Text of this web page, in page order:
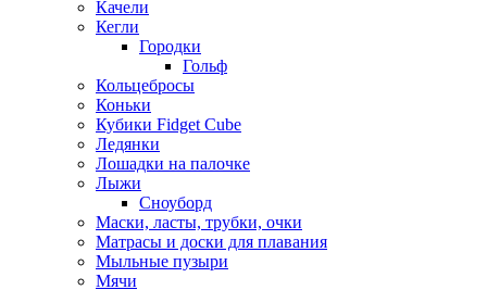
Качели
Кегли
Городки
Гольф
Кольцебросы
Коньки
Кубики Fidget Cube
Ледянки
Лошадки на палочке
Лыжи
Сноуборд
Маски, ласты, трубки, очки
Матрасы и доски для плавания
Мыльные пузыри
Мячи